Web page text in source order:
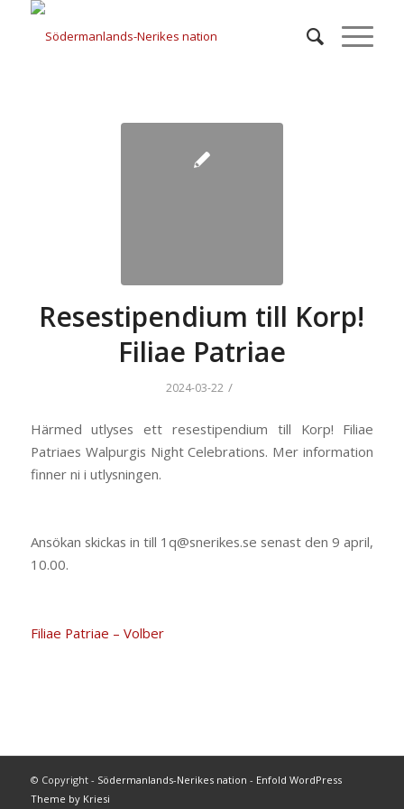
Resestipendium till Korp!
Filiae Patriae
2024-03-22 /
Härmed utlyses ett resestipendium till Korp! Filiae
Patriaes Walpurgis Night Celebrations. Mer information
finner ni i utlysningen.
Ansökan skickas in till 1q@snerikes.se senast den 9 april,
10.00.
Filiae Patriae – Volber
© Copyright - Södermanlands-Nerikes nation - Enfold WordPress
Theme by Kriesi